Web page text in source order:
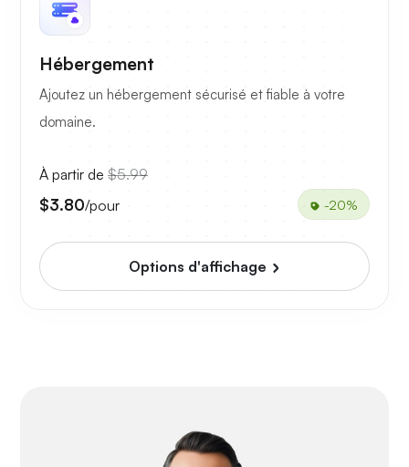
Hébergement
Ajoutez un hébergement sécurisé et fiable à votre
domaine.
À partir de $5.99
$3.80/pour -20%
Options d'affichage